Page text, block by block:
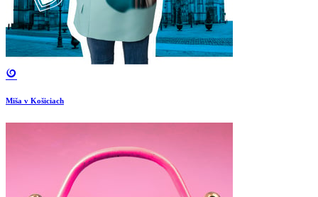
Miša v Košiciach